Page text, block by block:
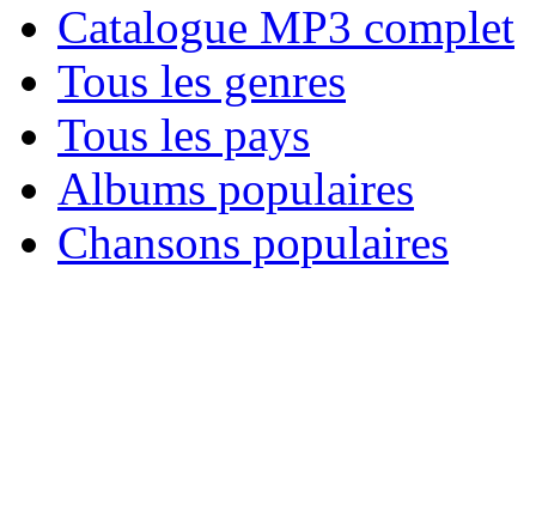
Catalogue MP3 complet
Tous les genres
Tous les pays
Albums populaires
Chansons populaires